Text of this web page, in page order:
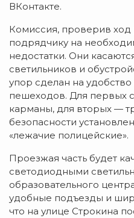
ВКонтакте.
Комиссия, проверив ход
подрядчику на
недостатки. Они
светильников и
упор сделан на
пешеходов. Для первых
карманы, для вторых —
безопасности
«лежачие полицейские».
Проезжая часть будет
светодиодными
образовательного
удобные подъезды и
что на улице Строкина